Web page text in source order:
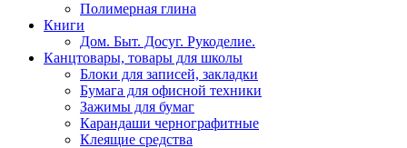
Полимерная глина
Книги
Дом. Быт. Досуг. Рукоделие.
Канцтовары, товары для школы
Блоки для записей, закладки
Бумага для офисной техники
Зажимы для бумаг
Карандаши чернографитные
Клеящие средства